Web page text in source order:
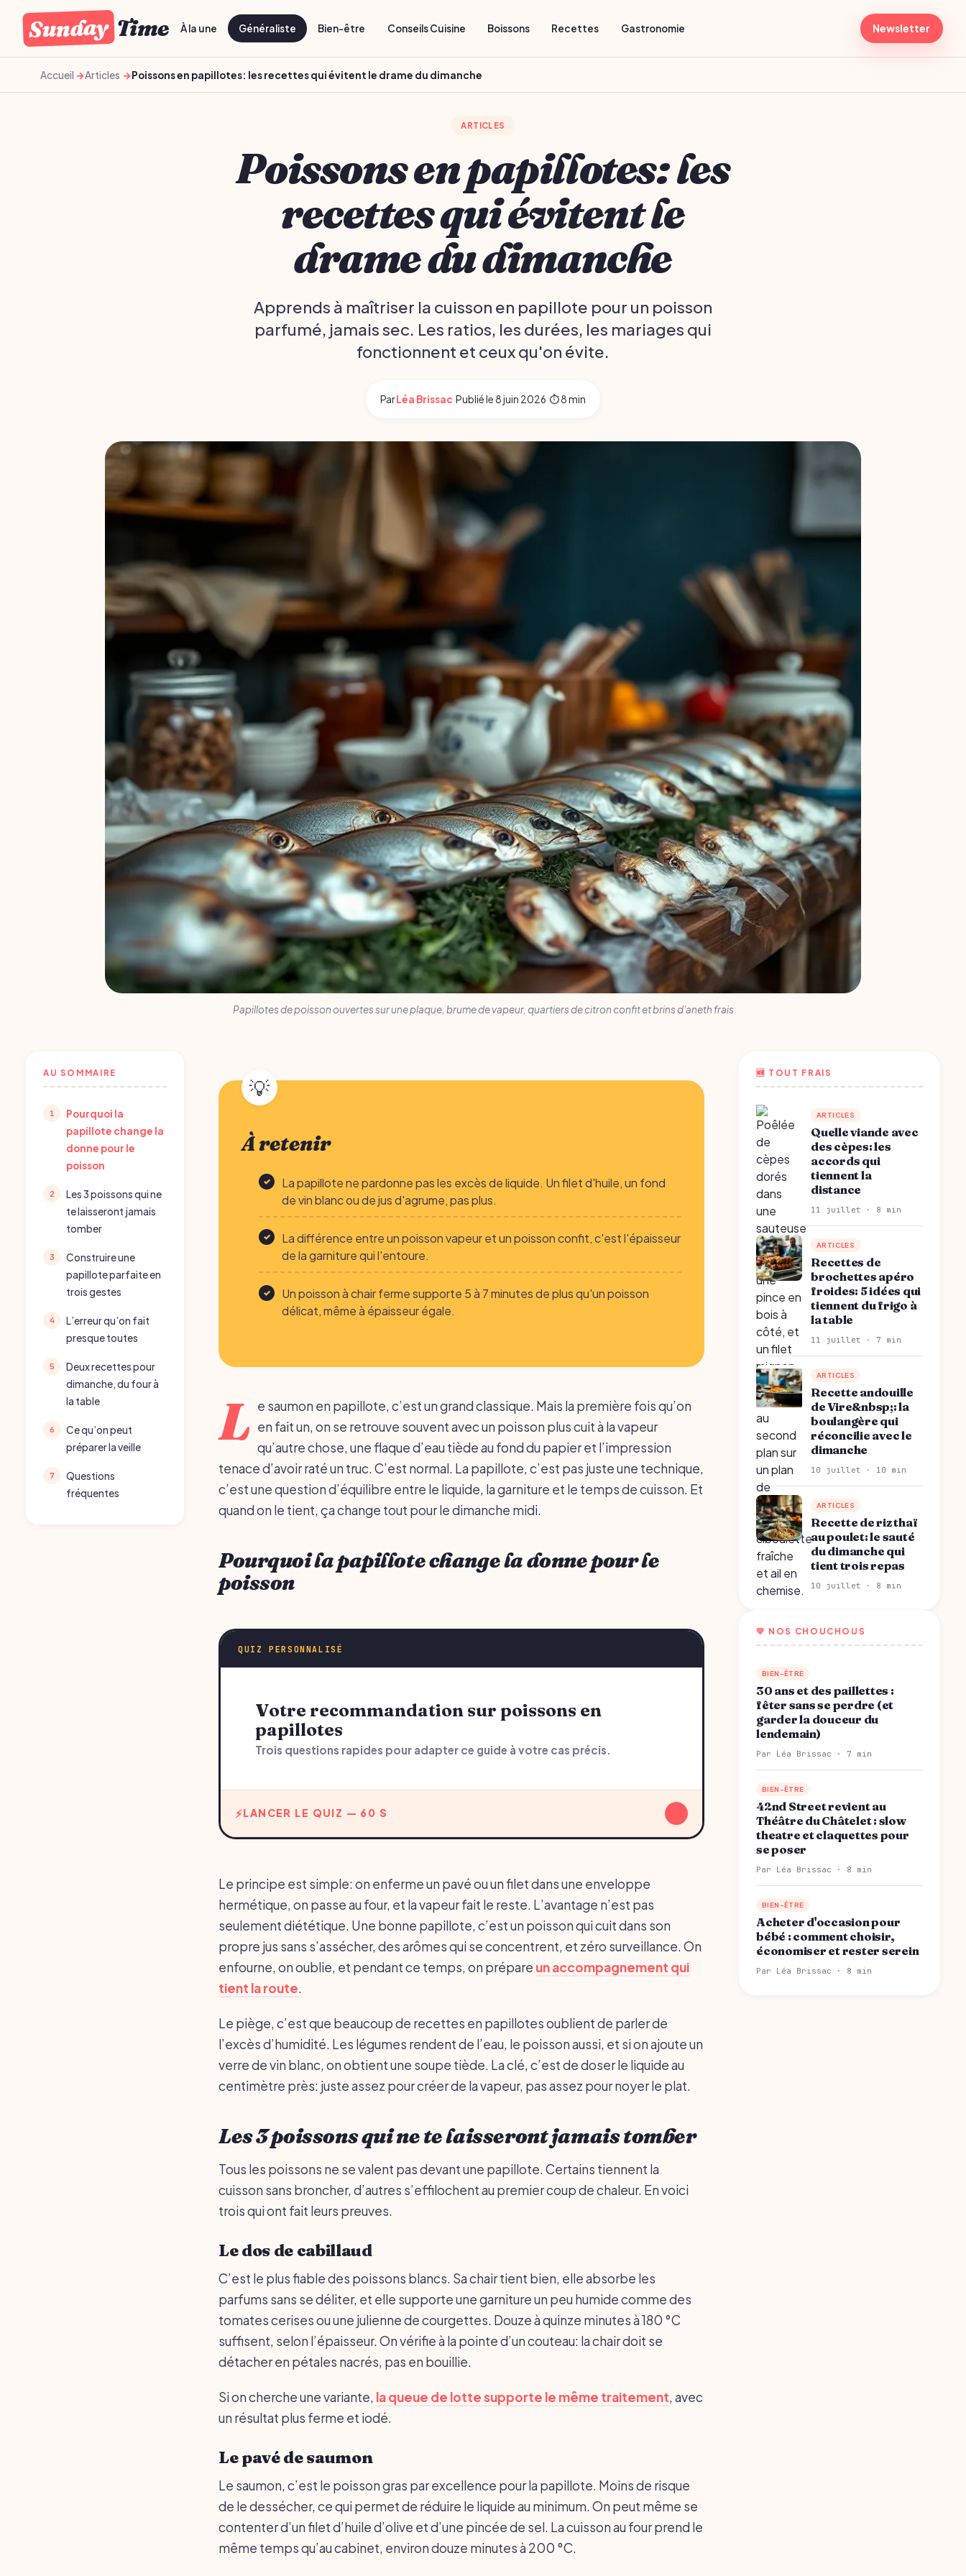
Sunday Time À la une Généraliste Bien-être Conseils Cuisine Boissons Recettes Gastronomie Newsletter
Accueil Articles Poissons en papillotes: les recettes qui évitent le drame du dimanche
ARTICLES
Poissons en papillotes: les
recettes qui évitent le
drame du dimanche
Apprends à maîtriser la cuisson en papillote pour un poisson
parfumé, jamais sec. Les ratios, les durées, les mariages qui
fonctionnent et ceux qu'on évite.
ParLéa Brissac·Publié le8 juin 2026·⏱ 8 min
Papillotes de poisson ouvertes sur une plaque, brume de vapeur, quartiers de citron confit et brins d'aneth frais
AU SOMMAIRE
Pourquoi la
papillote change la
donne pour le
poisson
Les 3 poissons qui ne
te laisseront jamais
tomber
Construire une
papillote parfaite en
trois gestes
L’erreur qu’on fait
presque toutes
Deux recettes pour
dimanche, du four à
la table
Ce qu’on peut
préparer la veille
Questions
fréquentes
À retenir
La papillote ne pardonne pas les excès de liquide. Un filet d'huile, un fond
de vin blanc ou de jus d'agrume, pas plus.
La différence entre un poisson vapeur et un poisson confit, c'est l'épaisseur
de la garniture qui l'entoure.
Un poisson à chair ferme supporte 5 à 7 minutes de plus qu'un poisson
délicat, même à épaisseur égale.
L e saumon en papillote, c’est un grand classique. Mais la première fois qu’on
en fait un, on se retrouve souvent avec un poisson plus cuit à la vapeur
qu’autre chose, une flaque d’eau tiède au fond du papier et l’impression
tenace d’avoir raté un truc. C’est normal. La papillote, c’est pas juste une technique,
c’est une question d’équilibre entre le liquide, la garniture et le temps de cuisson. Et
quand on le tient, ça change tout pour le dimanche midi.
Pourquoi la papillote change la donne pour le
poisson
QUIZ PERSONNALISÉ
Votre recommandation sur poissons en
papillotes
Trois questions rapides pour adapter ce guide à votre cas précis.
LANCER LE QUIZ — 60 S
Le principe est simple: on enferme un pavé ou un filet dans une enveloppe
hermétique, on passe au four, et la vapeur fait le reste. L’avantage n’est pas
seulement diététique. Une bonne papillote, c’est un poisson qui cuit dans son
propre jus sans s’assécher, des arômes qui se concentrent, et zéro surveillance. On
enfourne, on oublie, et pendant ce temps, on prépare un accompagnement qui
tient la route.
Le piège, c’est que beaucoup de recettes en papillotes oublient de parler de
l’excès d’humidité. Les légumes rendent de l’eau, le poisson aussi, et si on ajoute un
verre de vin blanc, on obtient une soupe tiède. La clé, c’est de doser le liquide au
centimètre près: juste assez pour créer de la vapeur, pas assez pour noyer le plat.
Les 3 poissons qui ne te laisseront jamais tomber
Tous les poissons ne se valent pas devant une papillote. Certains tiennent la
cuisson sans broncher, d’autres s’effilochent au premier coup de chaleur. En voici
trois qui ont fait leurs preuves.
Le dos de cabillaud
C’est le plus fiable des poissons blancs. Sa chair tient bien, elle absorbe les
parfums sans se déliter, et elle supporte une garniture un peu humide comme des
tomates cerises ou une julienne de courgettes. Douze à quinze minutes à 180 °C
suffisent, selon l’épaisseur. On vérifie à la pointe d’un couteau: la chair doit se
détacher en pétales nacrés, pas en bouillie.
Si on cherche une variante, la queue de lotte supporte le même traitement, avec
un résultat plus ferme et iodé.
Le pavé de saumon
Le saumon, c’est le poisson gras par excellence pour la papillote. Moins de risque
de le dessécher, ce qui permet de réduire le liquide au minimum. On peut même se
contenter d’un filet d’huile d’olive et d’une pincée de sel. La cuisson au four prend le
même temps qu’au cabinet, environ douze minutes à 200 °C.
🆕 TOUT FRAIS
ARTICLES
Quelle viande avec
des cèpes: les
accords qui
tiennent la
distance
11 juillet · 8 min
ARTICLES
Recettes de
brochettes apéro
froides: 5 idées qui
tiennent du frigo à
la table
11 juillet · 7 min
ARTICLES
Recette andouille
de Vire&nbsp;: la
boulangère qui
réconcilie avec le
dimanche
10 juillet · 10 min
ARTICLES
Recette de riz thaï
au poulet: le sauté
du dimanche qui
tient trois repas
10 juillet · 8 min
💛 NOS CHOUCHOUS
BIEN-ÊTRE
30 ans et des paillettes :
fêter sans se perdre (et
garder la douceur du
lendemain)
Par Léa Brissac · 7 min
BIEN-ÊTRE
42nd Street revient au
Théâtre du Châtelet : slow
theatre et claquettes pour
se poser
Par Léa Brissac · 8 min
BIEN-ÊTRE
Acheter d'occasion pour
bébé : comment choisir,
économiser et rester serein
Par Léa Brissac · 8 min